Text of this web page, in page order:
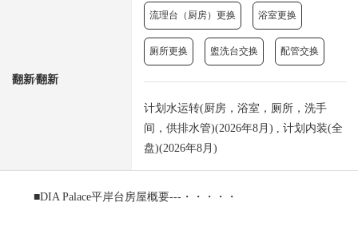
翻新⁄翻新
流理台（厨房）更换 浴室更换
厕所更换 盥洗台交换 配管交换
计划水运转(厨房，浴室，厕所，洗手
间，供排水管)(2026年8月) , 计划内装(全
盘)(2026年8月)
■DIA Palace平岸台房屋概要---・・・・・